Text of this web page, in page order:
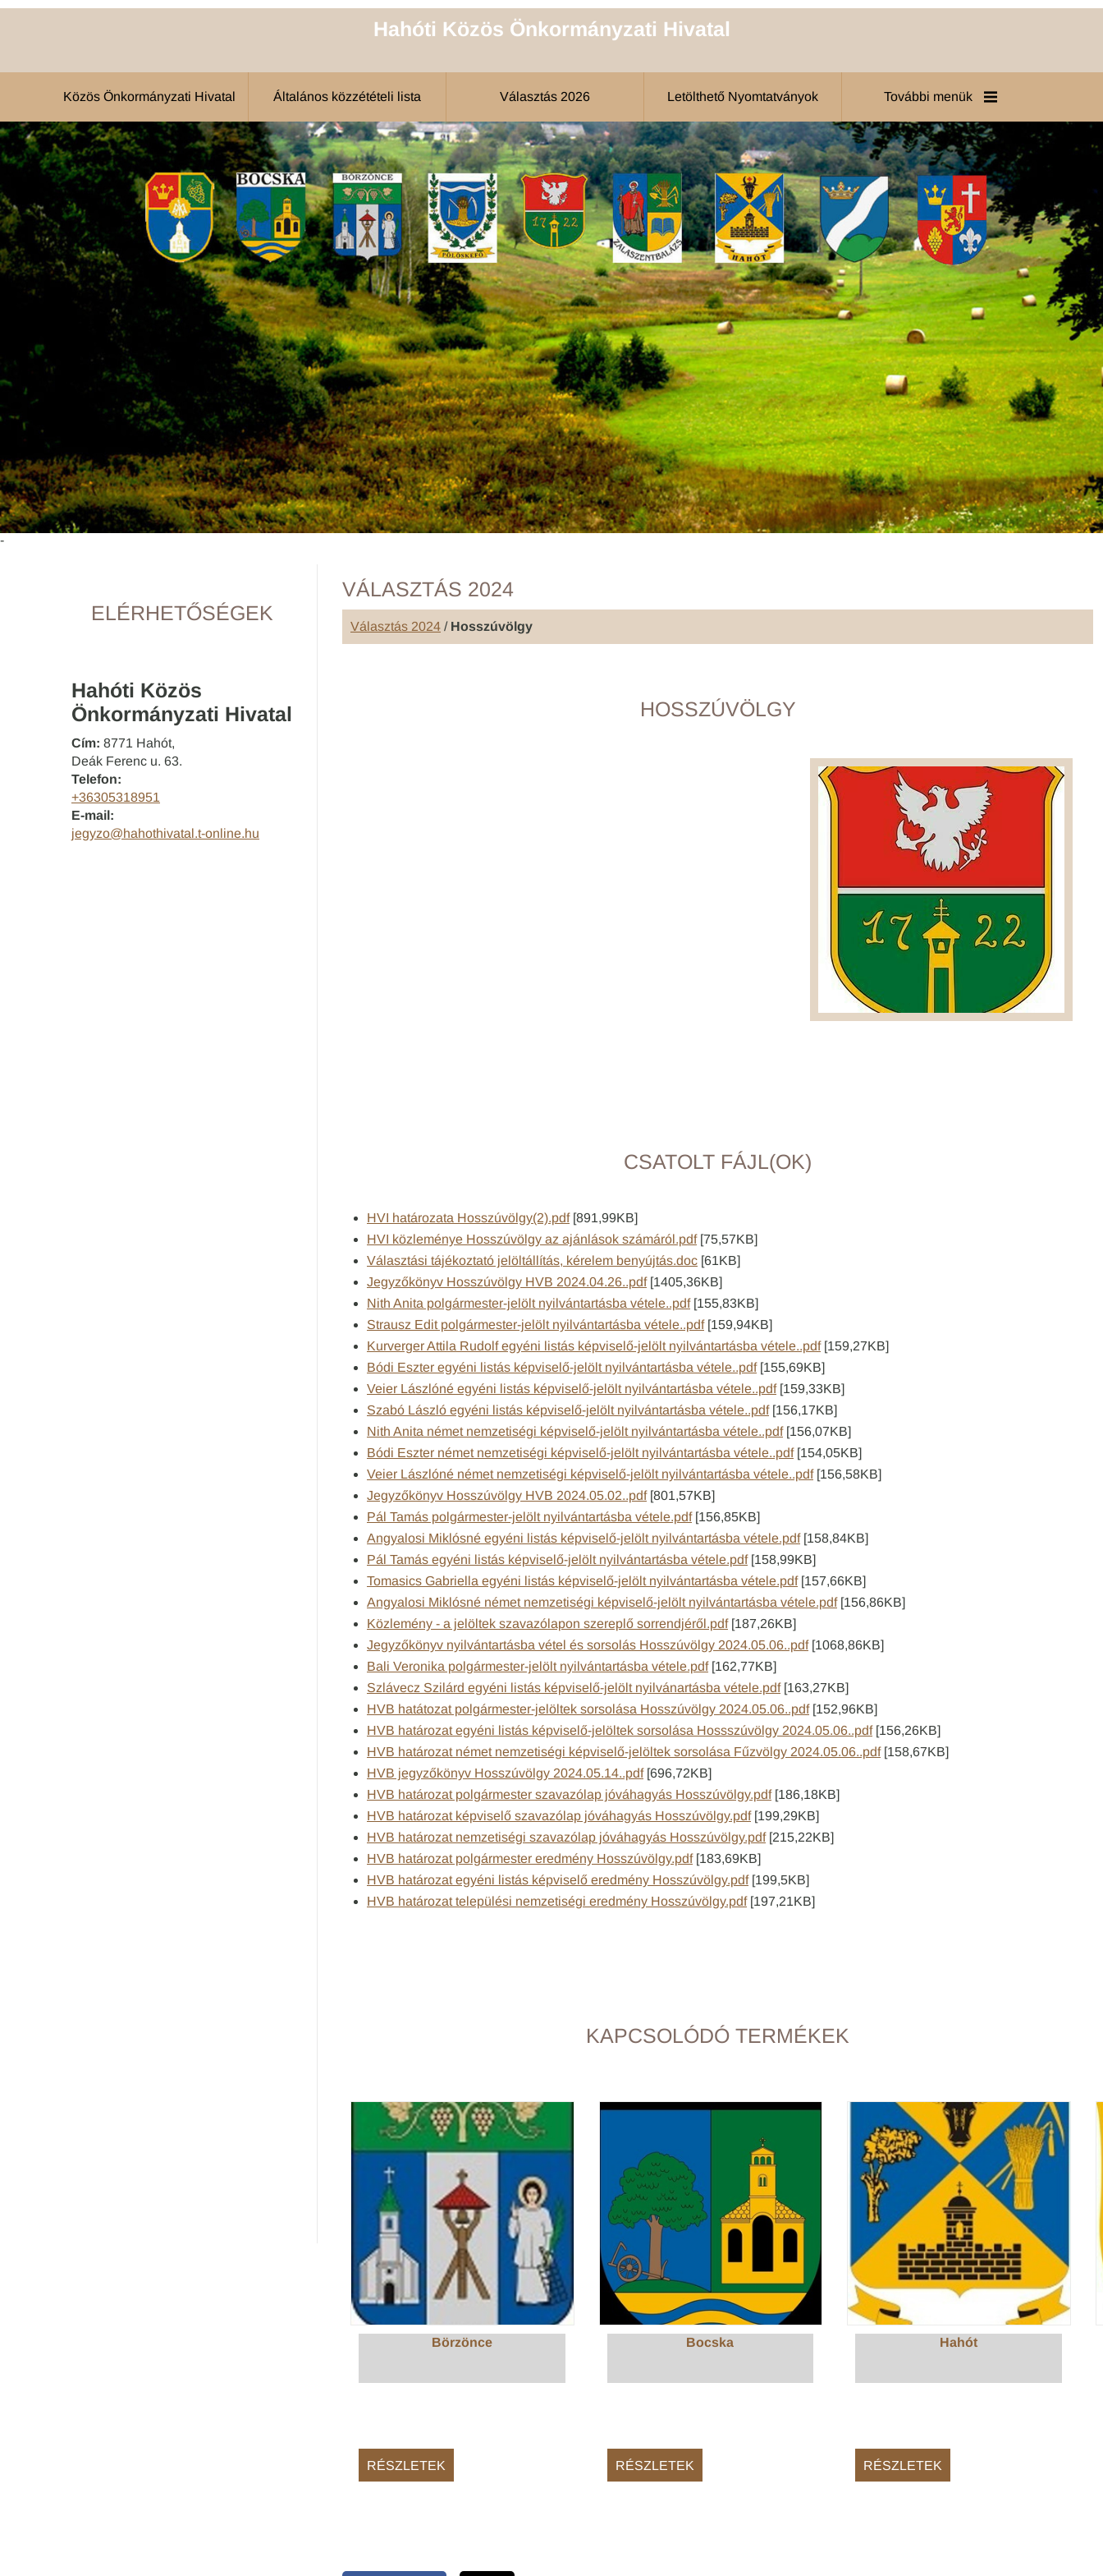
Hahóti Közös Önkormányzati Hivatal
Közös Önkormányzati Hivatal Általános közzétételi lista Választás 2026 Letölthető Nyomtatványok További menük
-
ELÉRHETŐSÉGEK
Hahóti Közös
Önkormányzati Hivatal
Cím: 8771 Hahót,
Deák Ferenc u. 63.
Telefon:
+36305318951
E-mail:
jegyzo@hahothivatal.t-online.hu
VÁLASZTÁS 2024
Választás 2024 / Hosszúvölgy
HOSSZÚVÖLGY
CSATOLT FÁJL(OK)
HVI határozata Hosszúvölgy(2).pdf[891,99KB]
HVI közleménye Hosszúvölgy az ajánlások számáról.pdf[75,57KB]
Választási tájékoztató jelöltállítás, kérelem benyújtás.doc [61KB]
Jegyzőkönyv Hosszúvölgy HVB 2024.04.26..pdf[1405,36KB]
Nith Anita polgármester-jelölt nyilvántartásba vétele..pdf[155,83KB]
Strausz Edit polgármester-jelölt nyilvántartásba vétele..pdf[159,94KB]
Kurverger Attila Rudolf egyéni listás képviselő-jelölt nyilvántartásba vétele..pdf[159,27KB]
Bódi Eszter egyéni listás képviselő-jelölt nyilvántartásba vétele..pdf[155,69KB]
Veier Lászlóné egyéni listás képviselő-jelölt nyilvántartásba vétele..pdf[159,33KB]
Szabó László egyéni listás képviselő-jelölt nyilvántartásba vétele..pdf[156,17KB]
Nith Anita német nemzetiségi képviselő-jelölt nyilvántartásba vétele..pdf[156,07KB]
Bódi Eszter német nemzetiségi képviselő-jelölt nyilvántartásba vétele..pdf[154,05KB]
Veier Lászlóné német nemzetiségi képviselő-jelölt nyilvántartásba vétele..pdf[156,58KB]
Jegyzőkönyv Hosszúvölgy HVB 2024.05.02..pdf[801,57KB]
Pál Tamás polgármester-jelölt nyilvántartásba vétele.pdf[156,85KB]
Angyalosi Miklósné egyéni listás képviselő-jelölt nyilvántartásba vétele.pdf[158,84KB]
Pál Tamás egyéni listás képviselő-jelölt nyilvántartásba vétele.pdf[158,99KB]
Tomasics Gabriella egyéni listás képviselő-jelölt nyilvántartásba vétele.pdf[157,66KB]
Angyalosi Miklósné német nemzetiségi képviselő-jelölt nyilvántartásba vétele.pdf[156,86KB]
Közlemény - a jelöltek szavazólapon szereplő sorrendjéről.pdf[187,26KB]
Jegyzőkönyv nyilvántartásba vétel és sorsolás Hosszúvölgy 2024.05.06..pdf[1068,86KB]
Bali Veronika polgármester-jelölt nyilvántartásba vétele.pdf[162,77KB]
Szlávecz Szilárd egyéni listás képviselő-jelölt nyilvánartásba vétele.pdf[163,27KB]
HVB hatátozat polgármester-jelöltek sorsolása Hosszúvölgy 2024.05.06..pdf[152,96KB]
HVB határozat egyéni listás képviselő-jelöltek sorsolása Hossszúvölgy 2024.05.06..pdf[156,26KB]
HVB határozat német nemzetiségi képviselő-jelöltek sorsolása Fűzvölgy 2024.05.06..pdf[158,67KB]
HVB jegyzőkönyv Hosszúvölgy 2024.05.14..pdf[696,72KB]
HVB határozat polgármester szavazólap jóváhagyás Hosszúvölgy.pdf[186,18KB]
HVB határozat képviselő szavazólap jóváhagyás Hosszúvölgy.pdf[199,29KB]
HVB határozat nemzetiségi szavazólap jóváhagyás Hosszúvölgy.pdf[215,22KB]
HVB határozat polgármester eredmény Hosszúvölgy.pdf[183,69KB]
HVB határozat egyéni listás képviselő eredmény Hosszúvölgy.pdf[199,5KB]
HVB határozat települési nemzetiségi eredmény Hosszúvölgy.pdf[197,21KB]
KAPCSOLÓDÓ TERMÉKEK
Börzönce
RÉSZLETEK
Bocska
RÉSZLETEK
Hahót
RÉSZLETEK